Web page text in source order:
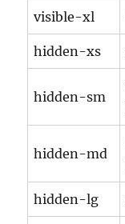
visible-xl
hidden-xs
hidden-sm
hidden-md
hidden-lg